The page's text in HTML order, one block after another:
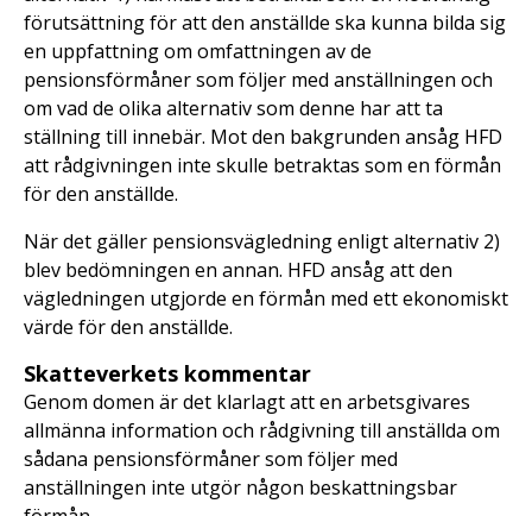
förutsättning för att den anställde ska kunna bilda sig
en uppfattning om omfattningen av de
pensionsförmåner som följer med anställningen och
om vad de olika alternativ som denne har att ta
ställning till innebär. Mot den bakgrunden ansåg HFD
att rådgivningen inte skulle betraktas som en förmån
för den anställde.
När det gäller pensionsvägledning enligt alternativ 2)
blev bedömningen en annan. HFD ansåg att den
vägledningen utgjorde en förmån med ett ekonomiskt
värde för den anställde.
Skatteverkets kommentar
Genom domen är det klarlagt att en arbetsgivares
allmänna information och rådgivning till anställda om
sådana pensionsförmåner som följer med
anställningen inte utgör någon beskattningsbar